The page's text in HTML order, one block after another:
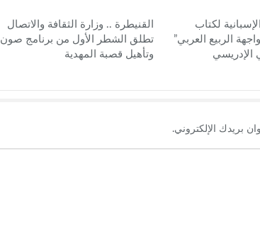
لكتاب
الربيع العربي”
الإدريسي
القنيطرة .. وزارة الثقافة والاتصال
تطلق الشطر الأول من برنامج صون
وتأهيل قصبة المهدية
بريدك الإلكتروني.